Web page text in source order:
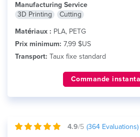
Manufacturing Service
3D Printing
Cutting
Matériaux : PLA, PETG
Prix minimum: 7,99 $US
Transport: Taux fixe standard
Commande
4.9/5 (364 Evaluations)